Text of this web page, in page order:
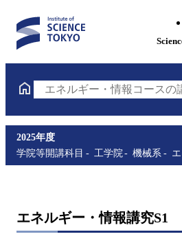
エネルギー・情報コースの
2025年度
学院等開講科目
工学院 機械系
エネルギー・情報講究S1